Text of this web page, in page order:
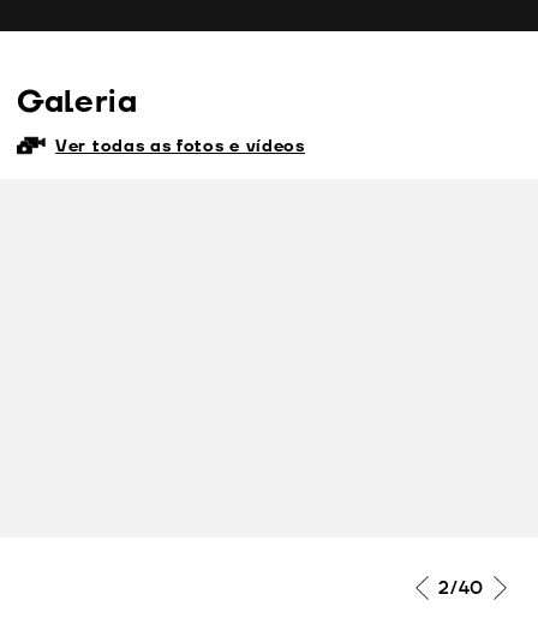
Galeria
Ver todas as fotos e vídeos
2/40